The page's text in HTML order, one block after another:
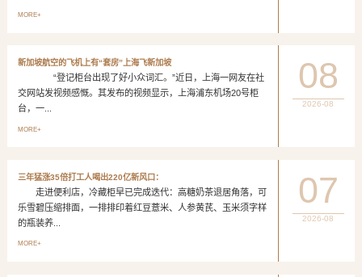
MORE+
新加坡航空的飞机上有“套房”上海飞新加坡
“登记柜台出现了好小众词汇。”近日，上海一网友在社
交网站发视频感慨。其发布的视频显示，上海浦东机场20号柜
台，一...
MORE+
08
2026-08
三年猛涨35倍打工人喝出220亿新风口：
走进便利店，冷藏柜早已完成迭代：高糖奶茶退居角落，可
乐雪碧压缩排面，一排排印着红豆薏米、人参黄芪、玉米须字样
的瓶装养...
MORE+
07
2026-08